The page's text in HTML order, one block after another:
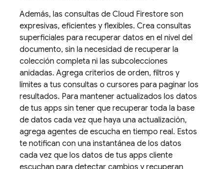
Además, las consultas de Cloud Firestore son
expresivas, eficientes y flexibles. Crea consultas
superficiales para recuperar datos en el nivel del
documento, sin la necesidad de recuperar la
colección completa ni las subcolecciones
anidadas. Agrega criterios de orden, filtros y
límites a tus consultas o cursores para paginar los
resultados. Para mantener actualizados los datos
de tus apps sin tener que recuperar toda la base
de datos cada vez que haya una actualización,
agrega agentes de escucha en tiempo real. Estos
te notifican con una instantánea de los datos
cada vez que los datos de tus apps cliente
escuchan para detectar cambios y recuperan